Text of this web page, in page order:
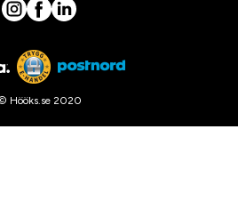
Hööks.se 2020